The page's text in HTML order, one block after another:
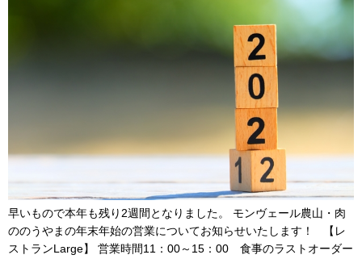
早いもので本年も残り2週間となりました。 モンヴェール農山・肉
ののうやまの年末年始の営業についてお知らせいたします！ 【レ
ストランLarge】 営業時間11：00～15：00 食事のラストオーダー